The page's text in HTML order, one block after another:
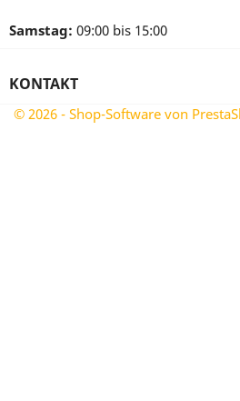
Samstag: 09:00 bis 15:00
KONTAKT
© 2026 - Shop-Software von